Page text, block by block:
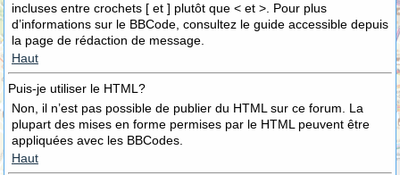
incluses entre crochets [ et ] plutôt que < et >. Pour plus
d’informations sur le BBCode, consultez le guide accessible depuis
la page de rédaction de message.
Haut
Puis-je utiliser le HTML?
Non, il n’est pas possible de publier du HTML sur ce forum. La
plupart des mises en forme permises par le HTML peuvent être
appliquées avec les BBCodes.
Haut